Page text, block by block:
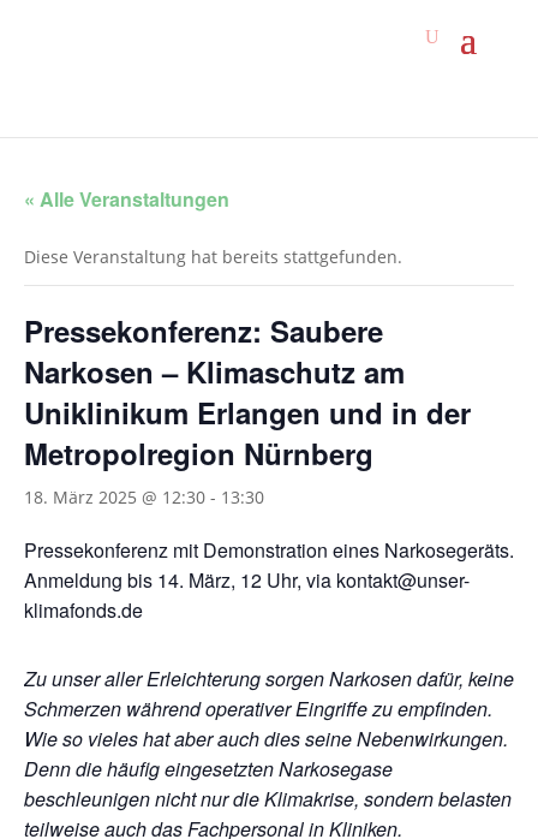
« Alle Veranstaltungen
Diese Veranstaltung hat bereits stattgefunden.
Pressekonferenz: Saubere
Narkosen – Klimaschutz am
Uniklinikum Erlangen und in der
Metropolregion Nürnberg
18. März 2025 @ 12:30 - 13:30
Pressekonferenz mit Demonstration eines Narkosegeräts.
Anmeldung bis 14. März, 12 Uhr, via kontakt@unser-
klimafonds.de
Zu unser aller Erleichterung sorgen Narkosen dafür, keine
Schmerzen während operativer Eingriffe zu empfinden.
Wie so vieles hat aber auch dies seine Nebenwirkungen.
Denn die häufig eingesetzten Narkosegase
beschleunigen nicht nur die Klimakrise, sondern belasten
teilweise auch das Fachpersonal in Kliniken.